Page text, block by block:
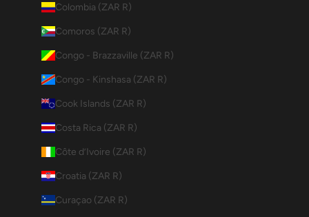
Colombia (ZAR R)
Comoros (ZAR R)
Congo - Brazzaville (ZAR R)
Congo - Kinshasa (ZAR R)
Cook Islands (ZAR R)
Costa Rica (ZAR R)
Côte d’Ivoire (ZAR R)
Croatia (ZAR R)
Curaçao (ZAR R)